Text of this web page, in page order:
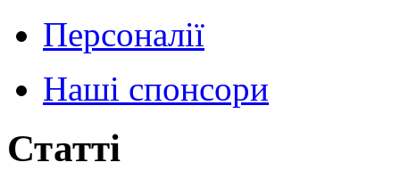
Персоналії
Наші спонсори
Статті